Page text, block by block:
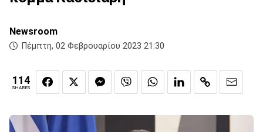
Newsroom
Πέμπτη, 02 Φεβρουαρίου 2023 21:30
114
SHARES